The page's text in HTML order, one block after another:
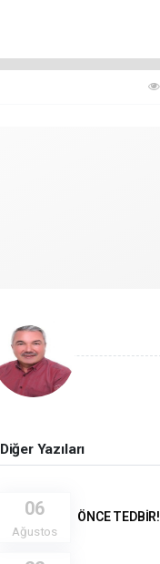
Diğer Yazıları
06
Ağustos
ÖNCE TEDBİR!